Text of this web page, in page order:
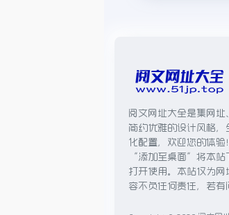
阅文网址大全是集网址
简约优雅的设计风格
化配置，欢迎您的体
“添加至桌面”将本站
打开使用。本站仅为
容不负任何责任，若有